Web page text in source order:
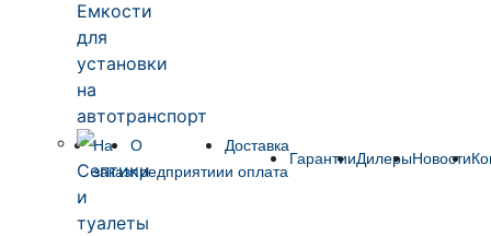
Емкости
для
установки
на
автотранспорт
Септики
и
туалеты
На
заказ
О
предприятии
Доставка
и оплата
ГарантииДилерыНовости